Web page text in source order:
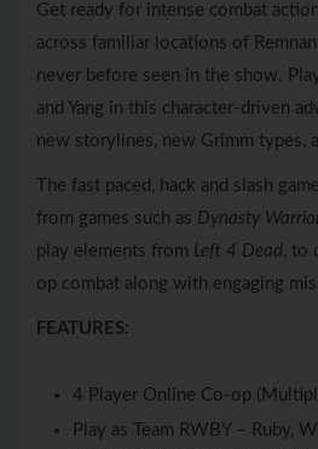
Get ready for intense combat
across familiar locations of
never before seen in the show.
and Yang in this character-driven
new storylines, new Grimm types,
The fast paced, hack and slash
from games such as Dynasty
play elements from Left 4 Dead , to
op combat along with engaging
FEATURES:
4 Player Online Co-op
Play as Team RWBY – Ruby,